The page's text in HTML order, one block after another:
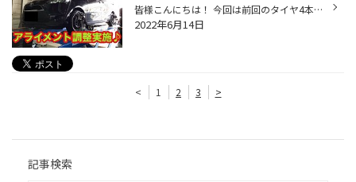
皆様こんにちは！ 今回は前回のタイヤ4本交換からの続きになります！ 本日は、トヨタのシエンタにアライメント調整を 実施致しましたのでご紹介させていただきます。 さっそく取付角度を見ていきましょう(^O^)／ 今回調整する箇所は『フロントトー』 赤丸で囲んでるところになります。 左側が基準値...
2022年6月14日
< 1 2 3 >
記事検索